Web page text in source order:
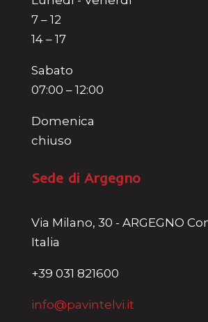
7 – 12
14 – 17
Sabato
07:00 – 12:00
Domenica
chiuso
Sede di Argegno
Via Milano, 30 - ARGEGNO
Italia
+39 031 821600
info@pavintelvi.it